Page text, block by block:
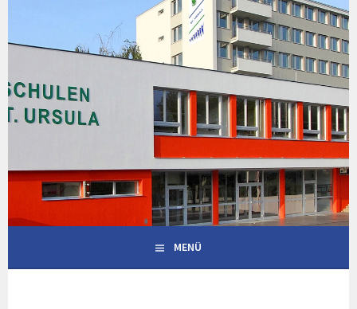
Inhalt
MENÜ